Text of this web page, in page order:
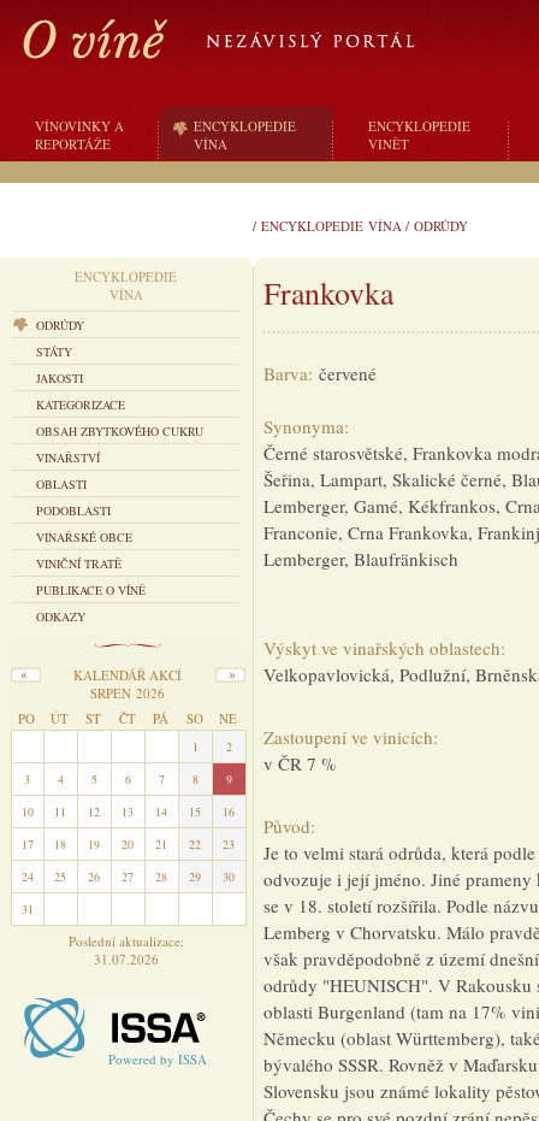
VÍNOVINKY A
REPORTÁŽE
ENCYKLOPEDIE
VÍNA
ENCYKLOPEDIE
VINĚT
/ ENCYKLOPEDIE VÍNA / ODRŮDY
ENCYKLOPEDIE
VÍNA
ODRŮDY
STÁTY
JAKOSTI
KATEGORIZACE
OBSAH ZBYTKOVÉHO CUKRU
VINAŘSTVÍ
OBLASTI
PODOBLASTI
VINAŘSKÉ OBCE
VINIČNÍ TRATĚ
PUBLIKACE O VÍNĚ
ODKAZY
KALENDÁŘ AKCÍ
SRPEN 2026
PO
ÚT ST ČT PÁ SO NE
1
2
3
4 5 6 7 8
9
10
11 12 13 14 15
16
17
18 19 20 21 22
23
24
25 26 27 28 29
30
31
Poslední aktualizace:
31.07.2026
Powered by ISSA
Frankovka
Barva: červené
Synonyma:
Černé starosvětské, Frankovka
Šeřina, Lampart, Skalické černé,
Lemberger, Gamé, Kékfrankos,
Franconie, Crna Frankovka,
Lemberger, Blaufränkisch
Výskyt ve vinařských oblastech:
Velkopavlovická, Podlužní,
Zastoupení ve vinicích:
v ČR 7 %
Původ:
Je to velmi stará odrůda, která
odvozuje i její jméno. Jiné
se v 18. století rozšířila. Podle
Lemberg v Chorvatsku. Málo
však pravděpodobně z území
odrůdy "HEUNISCH". V Rakousku
oblasti Burgenland (tam na 17%
Německu (oblast Württemberg),
bývalého SSSR. Rovněž v
Slovensku jsou známé lokality